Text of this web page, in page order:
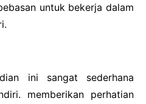
untuk bekerja dalam
ini sangat sederhana
memberikan perhatian